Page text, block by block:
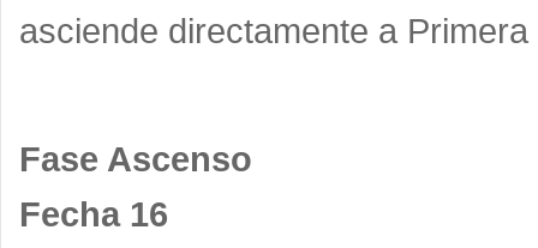
asciende directamente a Primera
Fase Ascenso
Fecha 16